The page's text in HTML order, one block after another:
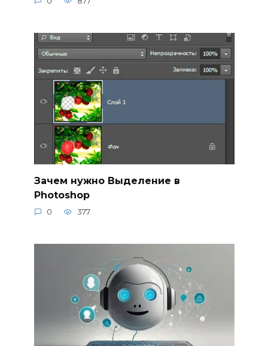
Зачем нужно Выделение в
Photoshop
0 377